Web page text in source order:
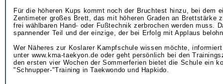
Für die höheren Kups kommt noch der Bruchtest hinzu, bei dem
Zentimeter großes Brett, das mit höheren Graden an Brettstärke
frei wählbaren Hand- oder Fußtechnik zerbrochen werden muss.
spannender Teil und der einzige, der bei Erfolg mit Applaus
Wer Näheres zur Koslarer Kampfschule wissen möchte,
unter www.kma-taekyon.de oder geht persönlich bei den
den ersten vier Wochen der Sommerferien bietet die Schule ein
"Schnupper-"Training in Taekwondo und Hapkido.